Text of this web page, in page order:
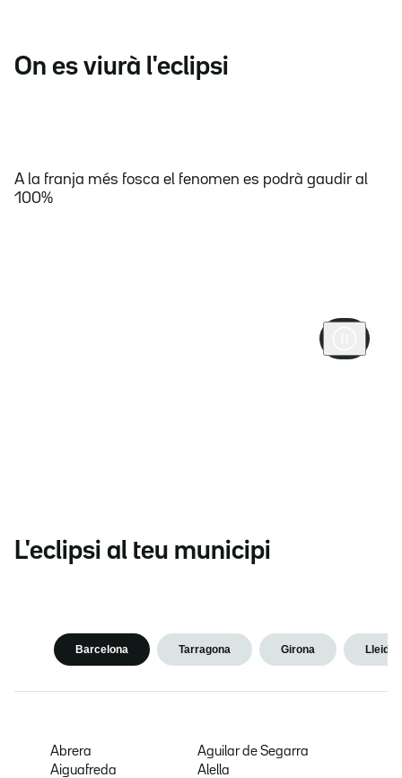
On es viurà l'eclipsi
A la franja més fosca el fenomen es podrà gaudir al
100%
L'eclipsi al teu municipi
Barcelona Tarragona Girona Lleida
Abrera
Aguilar de Segarra
Aiguafreda
Alella